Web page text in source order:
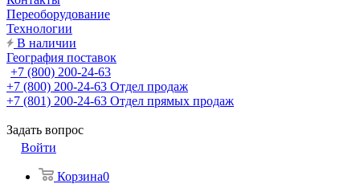
Переоборудование
Технологии
В наличии
География поставок
+7 (800) 200-24-63
+7 (800) 200-24-63 Отдел продаж
+7 (801) 200-24-63 Отдел прямых продаж
Задать вопрос
Войти
Корзина0